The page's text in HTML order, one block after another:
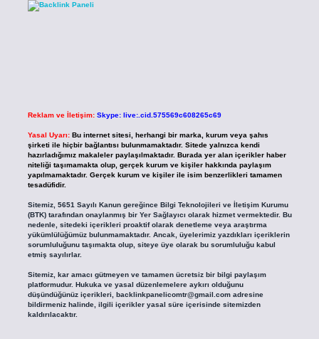
Reklam ve İletişim: Skype: live:.cid.575569c608265c69
Yasal Uyarı: Bu internet sitesi, herhangi bir marka, kurum veya şahıs
şirketi ile hiçbir bağlantısı bulunmamaktadır. Sitede yalnızca kendi
hazırladığımız makaleler paylaşılmaktadır. Burada yer alan içerikler haber
niteliği taşımamakta olup, gerçek kurum ve kişiler hakkında paylaşım
yapılmamaktadır. Gerçek kurum ve kişiler ile isim benzerlikleri tamamen
tesadüfidir.
Sitemiz, 5651 Sayılı Kanun gereğince Bilgi Teknolojileri ve İletişim Kurumu
(BTK) tarafından onaylanmış bir Yer Sağlayıcı olarak hizmet vermektedir. Bu
nedenle, sitedeki içerikleri proaktif olarak denetleme veya araştırma
yükümlülüğümüz bulunmamaktadır. Ancak, üyelerimiz yazdıkları içeriklerin
sorumluluğunu taşımakta olup, siteye üye olarak bu sorumluluğu kabul
etmiş sayılırlar.
Sitemiz, kar amacı gütmeyen ve tamamen ücretsiz bir bilgi paylaşım
platformudur. Hukuka ve yasal düzenlemelere aykırı olduğunu
düşündüğünüz içerikleri, backlinkpanelicomtr@gmail.comadresine
bildirmeniz halinde, ilgili içerikler yasal süre içerisinde sitemizden
kaldırılacaktır.